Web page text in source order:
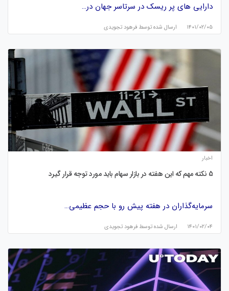
دارایی های پر ریسک در سرتاسر جهان در…
۱۴۰۱/۰۲/۰۵ ارسال شده توسط فرهود تجویدی
اخبار
5 نکته مهم که این هفته در بازار سهام باید مورد توجه قرار گیرد
سرمایه‌گذاران در هفته پیش رو با حجم عظیمی…
۱۴۰۱/۰۲/۰۴ ارسال شده توسط فرهود تجویدی